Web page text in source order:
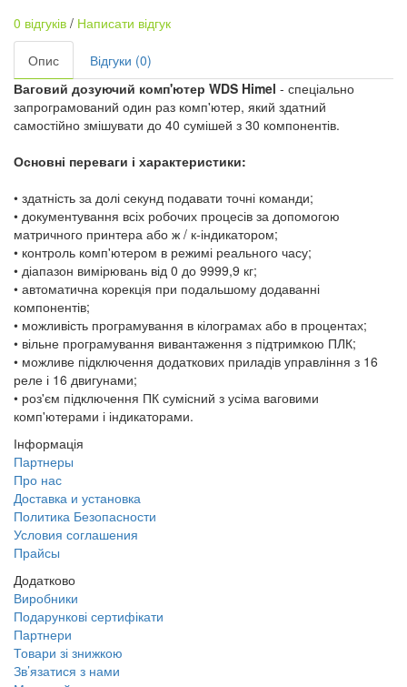
0 відгуків / Написати відгук
Опис
Відгуки (0)
Ваговий дозуючий комп'ютер WDS Himel - спеціально
запрограмований один раз комп'ютер, який здатний
самостійно змішувати до 40 сумішей з 30 компонентів.
Основні переваги і характеристики:
• здатність за долі секунд подавати точні команди;
• документування всіх робочих процесів за допомогою
матричного принтера або ж / к-індикатором;
• контроль комп'ютером в режимі реального часу;
• діапазон вимірювань від 0 до 9999,9 кг;
• автоматична корекція при подальшому додаванні
компонентів;
• можливість програмування в кілограмах або в процентах;
• вільне програмування вивантаження з підтримкою ПЛК;
• можливе підключення додаткових приладів управління з 16
реле і 16 двигунами;
• роз'єм підключення ПК сумісний з усіма ваговими
комп'ютерами і індикаторами.
Інформація
Партнеры
Про нас
Доставка и установка
Политика Безопасности
Условия соглашения
Прайсы
Додатково
Виробники
Подарункові сертифікати
Партнери
Товари зі знижкою
Зв’язатися з нами